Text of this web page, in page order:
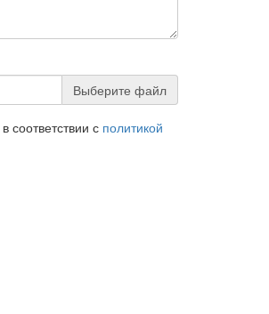
Выберите файл
в соответствии с политикой